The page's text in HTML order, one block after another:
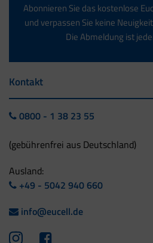
Abonnieren Sie das kostenlose
und verpassen Sie keine
Die Abmeldung ist
Kontakt
0800 - 1 38 23 55
(gebührenfrei aus Deutschland)
Ausland:
+49 - 5042 940 660
info@eucell.de